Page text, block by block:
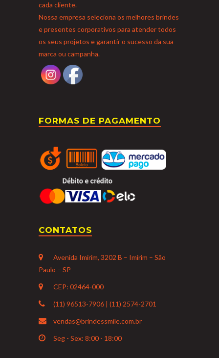
cada cliente.
Nossa empresa seleciona os melhores brindes
e presentes corporativos para atender todos
os seus projetos e garantir o sucesso da sua
marca ou campanha.
FORMAS DE PAGAMENTO
CONTATOS
Avenida Imirim, 3202 B – Imirim – São
Paulo – SP
CEP: 02464-000
(11) 96513-7906 | (11) 2574-2701
vendas@brindessmile.com.br
Seg - Sex: 8:00 - 18:00